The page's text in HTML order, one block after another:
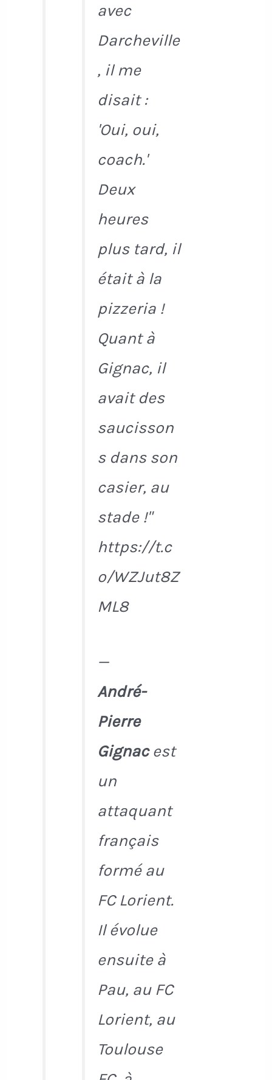
avec
Darcheville
, il me
disait :
'Oui, oui,
coach.'
Deux
heures
plus tard, il
était à la
pizzeria !
Quant à
Gignac, il
avait des
saucisson
s dans son
casier, au
stade !"
https://t.c
o/WZJut8Z
ML8
—
André-
Pierre
Gignacest
un
attaquant
français
formé au
FC Lorient.
Il évolue
ensuite à
Pau, au FC
Lorient, au
Toulouse